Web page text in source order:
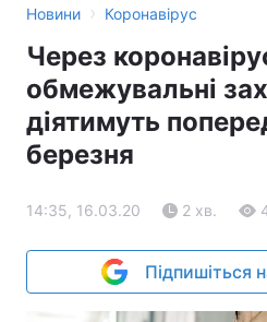
Новини › Коронавірус
Через
обмежувальні
діятимуть
березня
14:35, 16.03.20 2 хв.
Підпишіться